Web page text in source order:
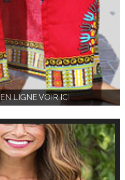
LIGNE VOIR ICI